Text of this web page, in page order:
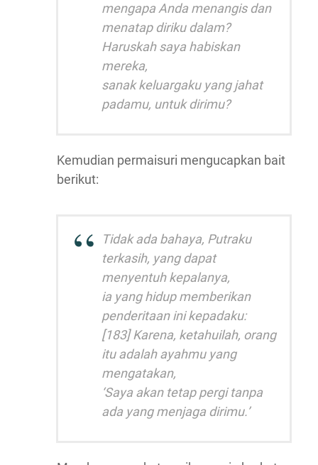
mengapa Anda menangis dan
menatap diriku dalam?
Haruskah saya habiskan
mereka,
sanak keluargaku yang jahat
padamu, untuk dirimu?
Kemudian permaisuri mengucapkan bait
berikut:
Tidak ada bahaya, Putraku
terkasih, yang dapat
menyentuh kepalanya,
ia yang hidup memberikan
penderitaan ini kepadaku:
[183] Karena, ketahuilah, orang
itu adalah ayahmu yang
mengatakan,
‘Saya akan tetap pergi tanpa
ada yang menjaga dirimu.’